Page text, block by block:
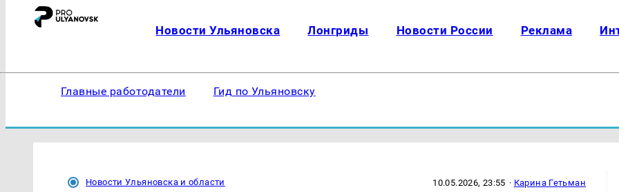
Новости Ульяновска Лонгриды Новости России Реклама
Главные работодатели Гид по Ульяновску
Новости Ульяновска и области 10.05.2026, 23:55 · Карина Гетьман